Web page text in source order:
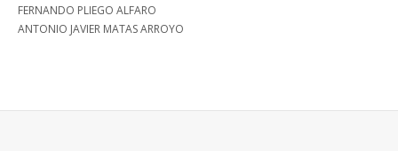
FERNANDO PLIEGO ALFARO
ANTONIO JAVIER MATAS ARROYO